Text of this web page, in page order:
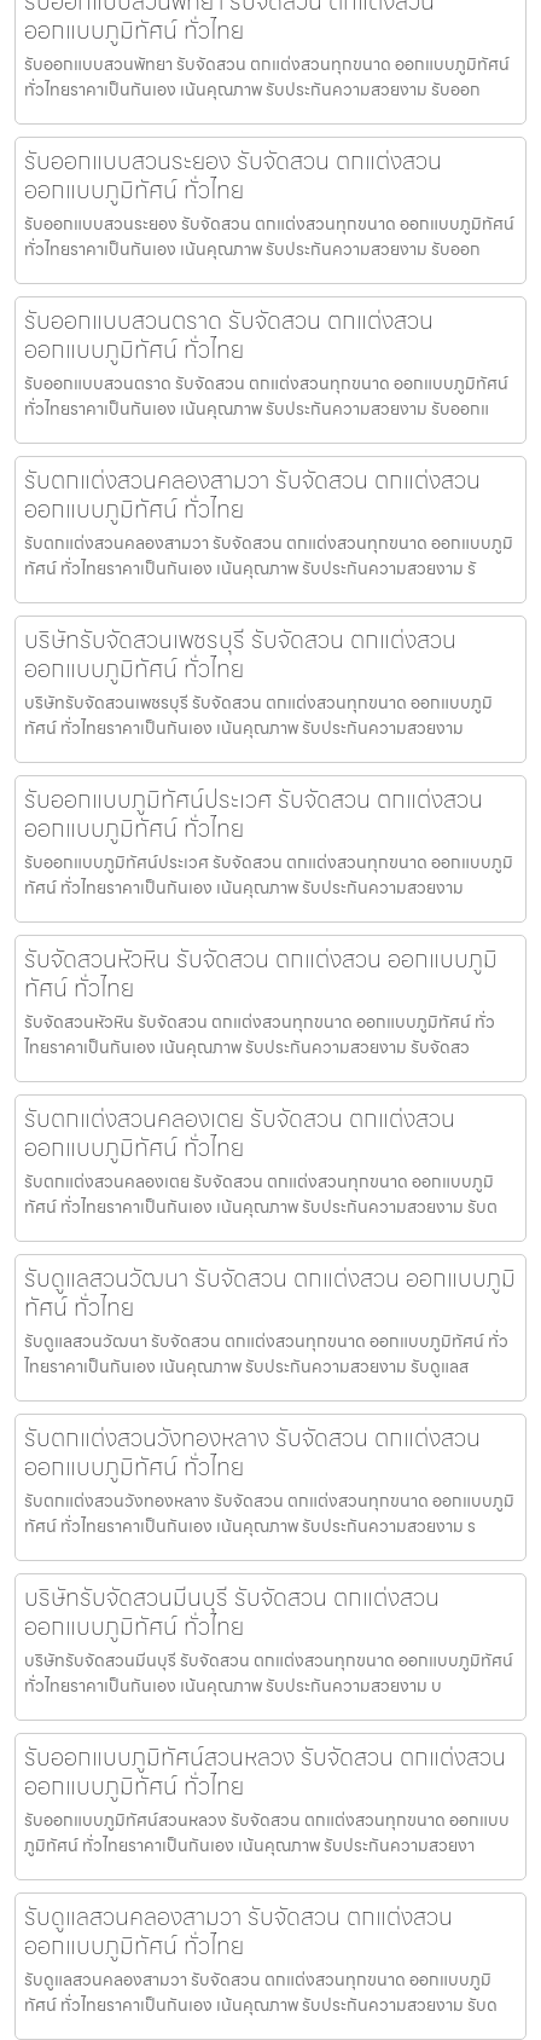
ออกแบบภูมิทัศน์ ทั่วไทย
รับออกแบบสวนพัทยา รับจัดสวน ตกแต่งสวนทุกขนาด ออกแบบภูมิทัศน์
ทั่วไทยราคาเป็นกันเอง เน้นคุณภาพ รับประกันความสวยงาม รับออก
รับออกแบบสวนระยอง รับจัดสวน ตกแต่งสวน
ออกแบบภูมิทัศน์ ทั่วไทย
รับออกแบบสวนระยอง รับจัดสวน ตกแต่งสวนทุกขนาด ออกแบบภูมิทัศน์
ทั่วไทยราคาเป็นกันเอง เน้นคุณภาพ รับประกันความสวยงาม รับออก
รับออกแบบสวนตราด รับจัดสวน ตกแต่งสวน
ออกแบบภูมิทัศน์ ทั่วไทย
รับออกแบบสวนตราด รับจัดสวน ตกแต่งสวนทุกขนาด ออกแบบภูมิทัศน์
ทั่วไทยราคาเป็นกันเอง เน้นคุณภาพ รับประกันความสวยงาม รับออกแ
รับตกแต่งสวนคลองสามวา รับจัดสวน ตกแต่งสวน
ออกแบบภูมิทัศน์ ทั่วไทย
รับตกแต่งสวนคลองสามวา รับจัดสวน ตกแต่งสวนทุกขนาด ออกแบบภูมิ
ทัศน์ ทั่วไทยราคาเป็นกันเอง เน้นคุณภาพ รับประกันความสวยงาม รั
บริษัทรับจัดสวนเพชรบุรี รับจัดสวน ตกแต่งสวน
ออกแบบภูมิทัศน์ ทั่วไทย
บริษัทรับจัดสวนเพชรบุรี รับจัดสวน ตกแต่งสวนทุกขนาด ออกแบบภูมิ
ทัศน์ ทั่วไทยราคาเป็นกันเอง เน้นคุณภาพ รับประกันความสวยงาม
รับออกแบบภูมิทัศน์ประเวศ รับจัดสวน ตกแต่งสวน
ออกแบบภูมิทัศน์ ทั่วไทย
รับออกแบบภูมิทัศน์ประเวศ รับจัดสวน ตกแต่งสวนทุกขนาด ออกแบบภูมิ
ทัศน์ ทั่วไทยราคาเป็นกันเอง เน้นคุณภาพ รับประกันความสวยงาม
รับจัดสวนหัวหิน รับจัดสวน ตกแต่งสวน ออกแบบภูมิ
ทัศน์ ทั่วไทย
รับจัดสวนหัวหิน รับจัดสวน ตกแต่งสวนทุกขนาด ออกแบบภูมิทัศน์ ทั่ว
ไทยราคาเป็นกันเอง เน้นคุณภาพ รับประกันความสวยงาม รับจัดสว
รับตกแต่งสวนคลองเตย รับจัดสวน ตกแต่งสวน
ออกแบบภูมิทัศน์ ทั่วไทย
รับตกแต่งสวนคลองเตย รับจัดสวน ตกแต่งสวนทุกขนาด ออกแบบภูมิ
ทัศน์ ทั่วไทยราคาเป็นกันเอง เน้นคุณภาพ รับประกันความสวยงาม รับต
รับดูแลสวนวัฒนา รับจัดสวน ตกแต่งสวน ออกแบบภูมิ
ทัศน์ ทั่วไทย
รับดูแลสวนวัฒนา รับจัดสวน ตกแต่งสวนทุกขนาด ออกแบบภูมิทัศน์ ทั่ว
ไทยราคาเป็นกันเอง เน้นคุณภาพ รับประกันความสวยงาม รับดูแลส
รับตกแต่งสวนวังทองหลาง รับจัดสวน ตกแต่งสวน
ออกแบบภูมิทัศน์ ทั่วไทย
รับตกแต่งสวนวังทองหลาง รับจัดสวน ตกแต่งสวนทุกขนาด ออกแบบภูมิ
ทัศน์ ทั่วไทยราคาเป็นกันเอง เน้นคุณภาพ รับประกันความสวยงาม ร
บริษัทรับจัดสวนมีนบุรี รับจัดสวน ตกแต่งสวน
ออกแบบภูมิทัศน์ ทั่วไทย
บริษัทรับจัดสวนมีนบุรี รับจัดสวน ตกแต่งสวนทุกขนาด ออกแบบภูมิทัศน์
ทั่วไทยราคาเป็นกันเอง เน้นคุณภาพ รับประกันความสวยงาม บ
รับออกแบบภูมิทัศน์สวนหลวง รับจัดสวน ตกแต่งสวน
ออกแบบภูมิทัศน์ ทั่วไทย
รับออกแบบภูมิทัศน์สวนหลวง รับจัดสวน ตกแต่งสวนทุกขนาด ออกแบบ
ภูมิทัศน์ ทั่วไทยราคาเป็นกันเอง เน้นคุณภาพ รับประกันความสวยงา
รับดูแลสวนคลองสามวา รับจัดสวน ตกแต่งสวน
ออกแบบภูมิทัศน์ ทั่วไทย
รับดูแลสวนคลองสามวา รับจัดสวน ตกแต่งสวนทุกขนาด ออกแบบภูมิ
ทัศน์ ทั่วไทยราคาเป็นกันเอง เน้นคุณภาพ รับประกันความสวยงาม รับด